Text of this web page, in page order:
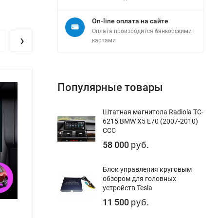
›
On-line оплата на сайте
Оплата производится банковскими
картами
Популярные товары
Штатная магнитола Radiola TC-
6215 BMW X5 E70 (2007-2010)
CCC
58 000 руб.
Блок управления круговым
обзором для головных
устройств Tesla
11 500 руб.